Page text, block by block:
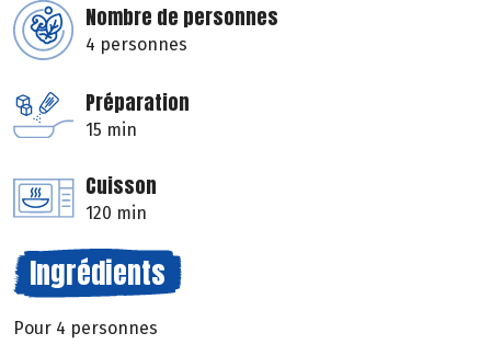
Nombre de personnes
4 personnes
Préparation
15 min
Cuisson
120 min
Ingrédients
Pour 4 personnes